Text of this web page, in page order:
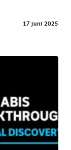
17 juni 2025